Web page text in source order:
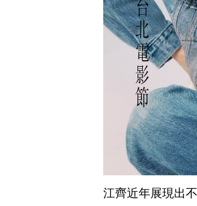
江齊近年展現出